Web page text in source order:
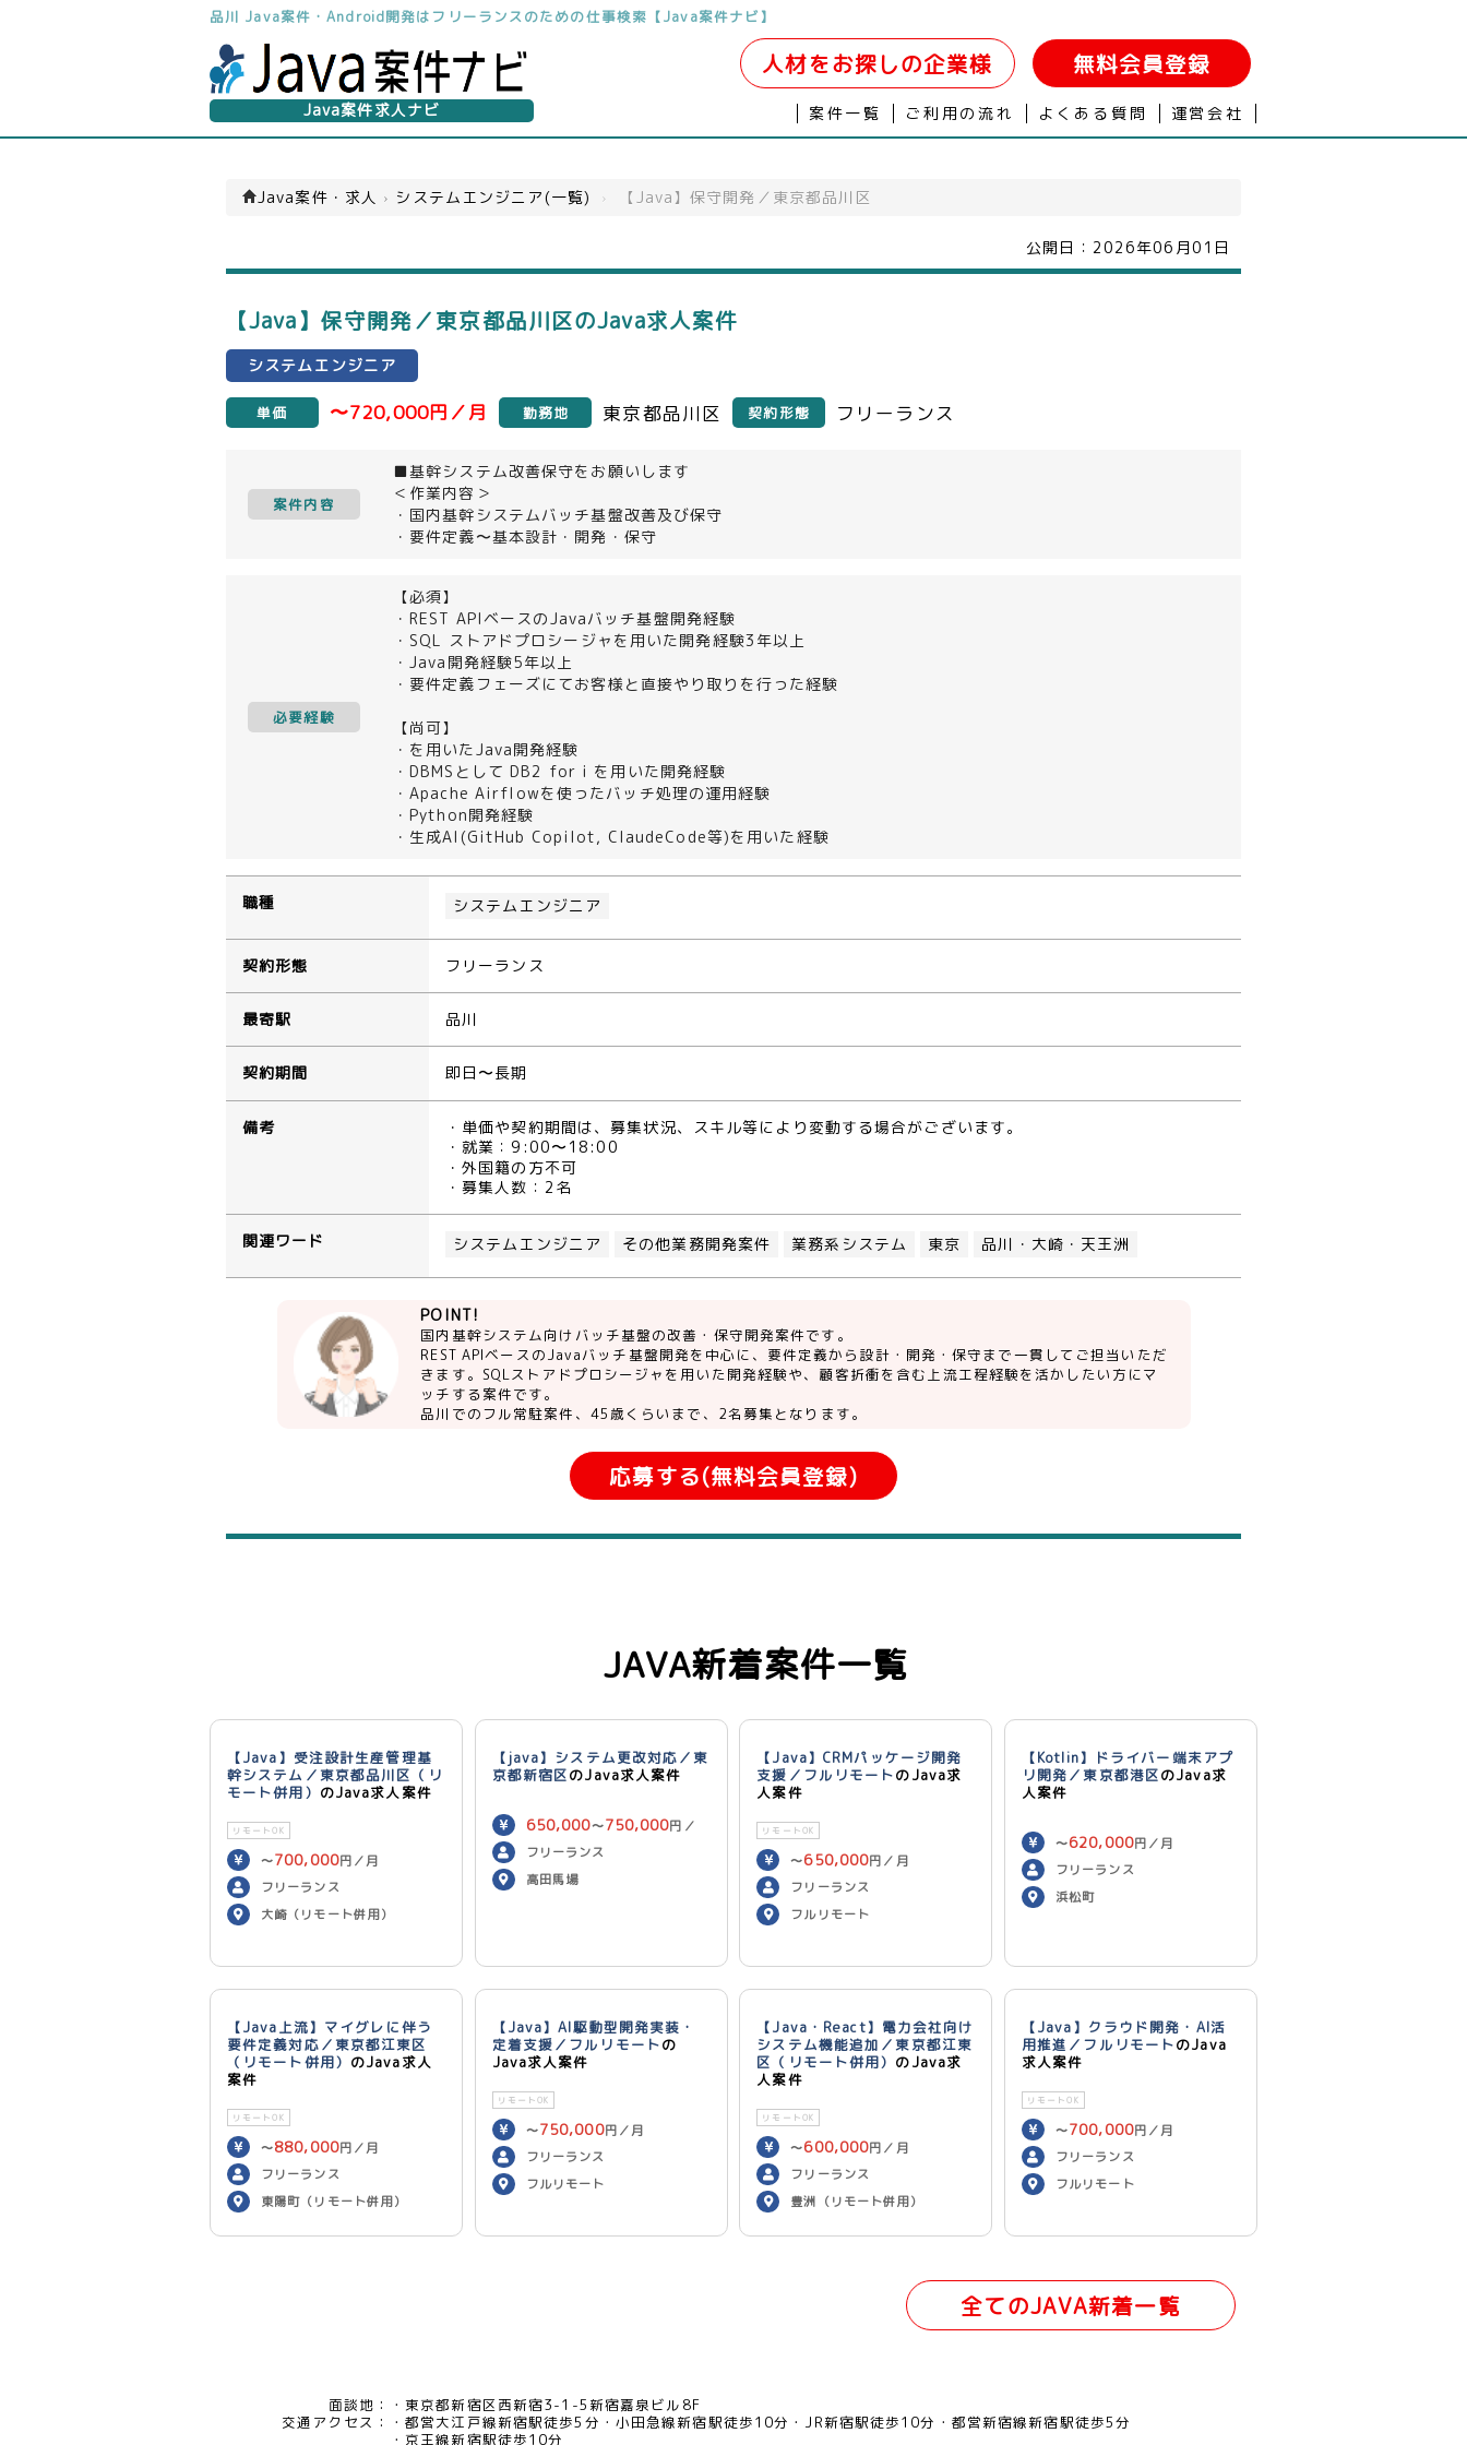
品川 Java案件・Android開発はフリーランスのための仕事検索【Java案件ナビ】
Java案件求人ナビ
人材をお探しの企業様 無料会員登録
案件一覧 ご利用の流れ よくある質問 運営会社
Java案件・求人 › システムエンジニア(一覧) › 【Java】保守開発／東京都品川区
公開日： 2026年06月01日
【Java】保守開発／東京都品川区のJava求人案件
システムエンジニア
単価 〜720,000円／月 勤務地 東京都品川区 契約形態 フリーランス
案件内容
■基幹システム改善保守をお願いします
＜作業内容＞
・国内基幹システムバッチ基盤改善及び保守
・要件定義〜基本設計・開発・保守
必要経験
【必須】
・REST APIベースのJavaバッチ基盤開発経験
・SQL ストアドプロシージャを用いた開発経験3年以上
・Java開発経験5年以上
・要件定義フェーズにてお客様と直接やり取りを行った経験
【尚可】
・を用いたJava開発経験
・DBMSとして DB2 for i を用いた開発経験
・Apache Airflowを使ったバッチ処理の運用経験
・Python開発経験
・生成AI(GitHub Copilot, ClaudeCode等)を用いた経験
職種 システムエンジニア
契約形態 フリーランス
最寄駅 品川
契約期間 即日〜長期
備考
・単価や契約期間は、募集状況、スキル等により変動する場合がございます。
・就業：9:00〜18:00
・外国籍の方不可
・募集人数：2名
関連ワード システムエンジニア その他業務開発案件 業務系システム 東京 品川・大崎・天王洲
POINT!
国内基幹システム向けバッチ基盤の改善・保守開発案件です。
REST APIベースのJavaバッチ基盤開発を中心に、要件定義から設計・開発・保守まで一貫してご担当いただ
きます。SQLストアドプロシージャを用いた開発経験や、顧客折衝を含む上流工程経験を活かしたい方にマ
ッチする案件です。
品川でのフル常駐案件、45歳くらいまで、2名募集となります。
応募する(無料会員登録)
JAVA新着案件一覧
【Java】受注設計生産管理基
幹システム／東京都品川区（リ
モート併用） のJava求人案件
リモートOK
〜700,000円／月
フリーランス
大崎（リモート併用）
【java】システム更改対応／東
京都新宿区のJava求人案件
650,000〜750,000円／
月
フリーランス
高田馬場
【Java】CRMパッケージ開発
支援／フルリモートのJava求
人案件
リモートOK
〜650,000円／月
フリーランス
フルリモート
【Kotlin】ドライバー端末アプ
リ開発／東京都港区のJava求
人案件
〜620,000円／月
フリーランス
浜松町
【Java上流】マイグレに伴う
要件定義対応／東京都江東区
（リモート併用） のJava求人
案件
リモートOK
〜880,000円／月
フリーランス
東陽町（リモート併用）
【Java】AI駆動型開発実装・
定着支援／フルリモートの
Java求人案件
リモートOK
〜750,000円／月
フリーランス
フルリモート
【Java・React】電力会社向け
システム機能追加／東京都江東
区（リモート併用） のJava求
人案件
リモートOK
〜600,000円／月
フリーランス
豊洲（リモート併用）
【Java】クラウド開発・AI活
用推進／フルリモートのJava
求人案件
リモートOK
〜700,000円／月
フリーランス
フルリモート
全てのJAVA新着一覧
面談地：
東京都新宿区西新宿3-1-5新宿嘉泉ビル8F
交通アクセス：
都営大江戸線新宿駅徒歩5分 小田急線新宿駅徒歩10分 JR新宿駅徒歩10分
都営新宿線新宿駅徒歩5分
京王線新宿駅徒歩10分